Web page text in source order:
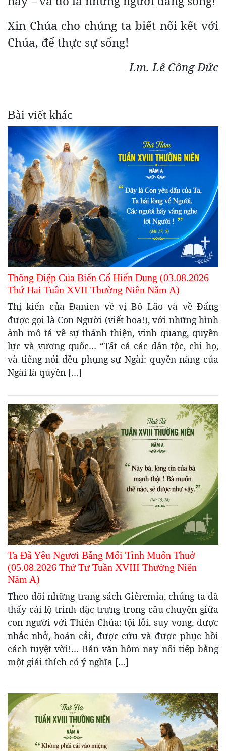
Xin Chúa cho chúng ta biết nối kết với
Chúa, để thực sự sống!
Lm. Lê Công Đức
Bài viết khác
Thông Điệp Của Biến Cố Hiển Dung (03.08.2026
Thứ Hai Tuần XVII Thường Niên Năm A)
Thị kiến của Đanien về vị Bô Lão và về Đấng
được gọi là Con Người (viết hoa!), với những hình
ảnh mô tả về sự thánh thiện, vinh quang, quyền
lực và vương quốc… “Tất cả các dân tộc, chi họ,
và tiếng nói đều phụng sự Ngài: quyền năng của
Ngài là quyền […]
Ta Đã Yêu Ngươi Bằng Mối Tình Muôn Thuở
(05.08.2026 Thứ Tư Tuần XVIII Thường Niên
Năm A)
Theo dõi những trang sách Giêremia, chúng ta đã
thấy cái lộ trình đặc trưng trong câu chuyện giữa
con người với Thiên Chúa: tội lỗi, suy vong, được
nhắc nhở, hoán cải, được cứu và được phục hồi
cách tuyệt vời!… Bản văn hôm nay nối tiếp bằng
một giải thích có ý nghĩa […]